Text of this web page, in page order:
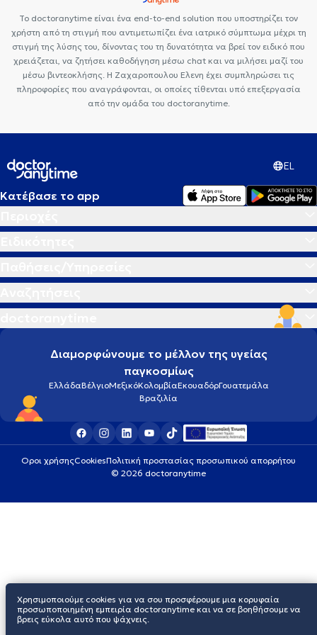
Το doctoranytime είναι ένα end-to-end solution που υποστηρίζει τον
χρήστη από τη στιγμή που αντιμετωπίζει ένα ιατρικό σύμπτωμα μέχρι τη
στιγμή της λύσης του, δίνοντας του τη δυνατότητα να βρεί τον ειδικό που
χρειάζεται, να ζητήσει καθοδήγηση μέσω chat και να μιλήσει μαζί του
μέσω βιντεοκλήσης. Η Ζαχαροπουλου Ελενη έχει συμπληρώσει τις
πληροφορίες που αναγράφονται, οι οποίες τίθενται υπό επεξεργασία
από την ομάδα του doctoranytime.
EL
Κατέβασε το app
Διαμορφώνουμε το μέλλον της υγείας
παγκοσμίως
ΕλλάδαΒέλγιοΜεξικόΚολομβίαΕκουαδόρΓουατεμάλα
Βραζιλία
Οροι χρήσηςCookiesΠολιτική προστασίας προσωπικού απορρήτου
© 2026 doctoranytime
Χρησιμοποιούμε cookies για να σου προσφέρουμε μια κορυφαία
προσωποποιημένη εμπειρία doctoranytime και να σε βοηθήσουμε να
βρεις εύκολα αυτό που ψάχνεις.